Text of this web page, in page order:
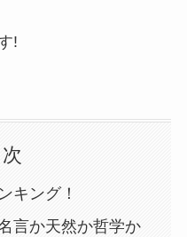
!
キング！
言か天然か哲学か